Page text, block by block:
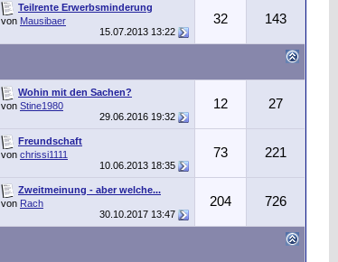
Teilrente Erwerbsminderung
von Mausibaer
15.07.2013 13:22
32 143
Wohin mit den Sachen?
von Stine1980
29.06.2016 19:32
12 27
Freundschaft
von chrissi1111
10.06.2013 18:35
73 221
Zweitmeinung - aber welche...
von Rach
30.10.2017 13:47
204 726